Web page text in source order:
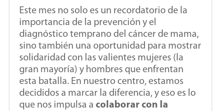
Este mes no solo es un recordatorio de la
importancia de la prevención y el
diagnóstico temprano del cáncer de mama,
sino también una oportunidad para mostrar
solidaridad con las valientes mujeres (la
gran mayoría) y hombres que enfrentan
esta batalla. En nuestro centro, estamos
decididos a marcar la diferencia, y eso es lo
que nos impulsa a colaborar con la